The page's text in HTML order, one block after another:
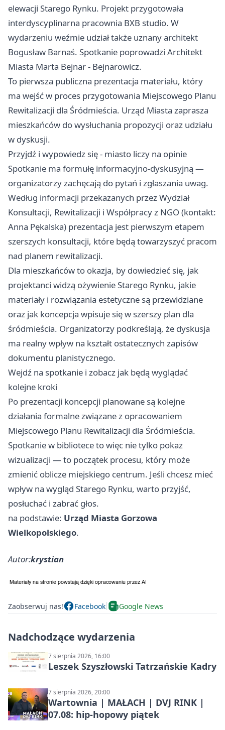
elewacji Starego Rynku. Projekt przygotowała
interdyscyplinarna pracownia BXB studio. W
wydarzeniu weźmie udział także uznany architekt
Bogusław Barnaś. Spotkanie poprowadzi Architekt
Miasta Marta Bejnar - Bejnarowicz.
To pierwsza publiczna prezentacja materiału, który
ma wejść w proces przygotowania Miejscowego Planu
Rewitalizacji dla Śródmieścia. Urząd Miasta zaprasza
mieszkańców do wysłuchania propozycji oraz udziału
w dyskusji.
Przyjdź i wypowiedz się - miasto liczy na opinie
Spotkanie ma formułę informacyjno-dyskusyjną —
organizatorzy zachęcają do pytań i zgłaszania uwag.
Według informacji przekazanych przez Wydział
Konsultacji, Rewitalizacji i Współpracy z NGO (kontakt:
Anna Pękalska) prezentacja jest pierwszym etapem
szerszych konsultacji, które będą towarzyszyć pracom
nad planem rewitalizacji.
Dla mieszkańców to okazja, by dowiedzieć się, jak
projektanci widzą ożywienie Starego Rynku, jakie
materiały i rozwiązania estetyczne są przewidziane
oraz jak koncepcja wpisuje się w szerszy plan dla
śródmieścia. Organizatorzy podkreślają, że dyskusja
ma realny wpływ na kształt ostatecznych zapisów
dokumentu planistycznego.
Wejdź na spotkanie i zobacz jak będą wyglądać
kolejne kroki
Po prezentacji koncepcji planowane są kolejne
działania formalne związane z opracowaniem
Miejscowego Planu Rewitalizacji dla Śródmieścia.
Spotkanie w bibliotece to więc nie tylko pokaz
wizualizacji — to początek procesu, który może
zmienić oblicze miejskiego centrum. Jeśli chcesz mieć
wpływ na wygląd Starego Rynku, warto przyjść,
posłuchać i zabrać głos.
na podstawie: Urząd Miasta Gorzowa
Wielkopolskiego.
Autor:krystian
Zaobserwuj nas! Facebook Google News
Nadchodzące wydarzenia
7 sierpnia 2026, 16:00
Leszek Szyszłowski Tatrzańskie Kadry
7 sierpnia 2026, 20:00
Wartownia | MAŁACH | DVJ RINK |
07.08: hip-hopowy piątek